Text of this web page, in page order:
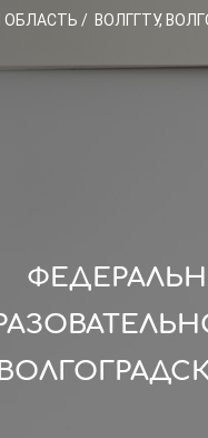
ОБЛАСТЬ / ВОЛГГТУ,